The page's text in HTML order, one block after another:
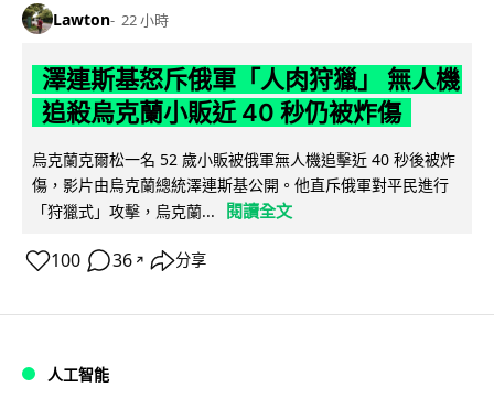
Lawton 22 小時
澤連斯基怒斥俄軍「人肉狩獵」 無人機
追殺烏克蘭小販近 40 秒仍被炸傷
烏克蘭克爾松一名 52 歲小販被俄軍無人機追擊近 40 秒後被炸
傷，影片由烏克蘭總統澤連斯基公開。他直斥俄軍對平民進行
「狩獵式」攻擊，烏克蘭...
閱讀全文
100 36 ↗ 分享
人工智能